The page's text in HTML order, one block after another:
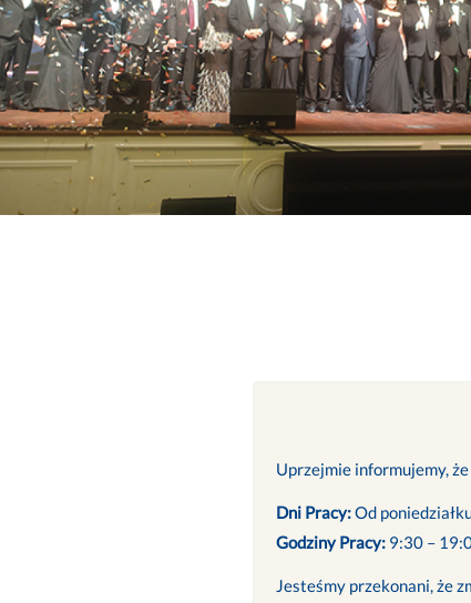
Uprzejmie informujemy,
Dni Pracy:Od
Godziny Pracy: 9:30 –
Jesteśmy przekonani, że